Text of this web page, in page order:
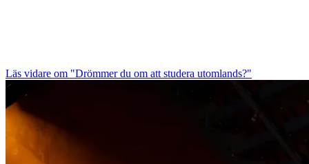
Läs vidare om "Drömmer du om att studera utomlands?"